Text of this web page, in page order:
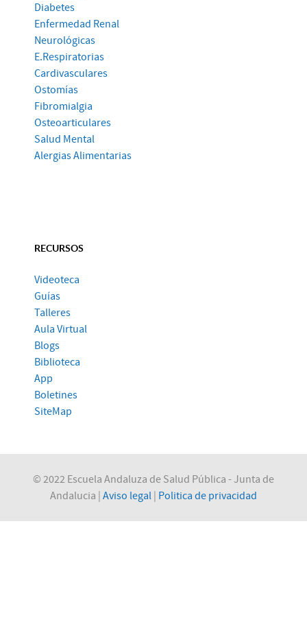
Diabetes
Enfermedad Renal
Neurológicas
E.Respiratorias
Cardivasculares
Ostomías
Fibromialgia
Osteoarticulares
Salud Mental
Alergias Alimentarias
RECURSOS
Videoteca
Guías
Talleres
Aula Virtual
Blogs
Biblioteca
App
Boletines
SiteMap
© 2022 Escuela Andaluza de Salud Pública - Junta de
Andalucia | Aviso legal Politica de privacidad